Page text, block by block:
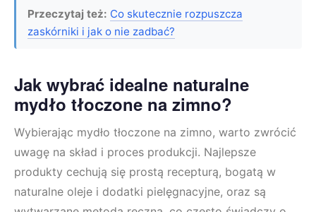
Przeczytaj też: Co skutecznie rozpuszcza
zaskórniki i jak o nie zadbać?
Jak wybrać idealne naturalne
mydło tłoczone na zimno?
Wybierając mydło tłoczone na zimno, warto zwrócić
uwagę na skład i proces produkcji. Najlepsze
produkty cechują się prostą recepturą, bogatą w
naturalne oleje i dodatki pielęgnacyjne, oraz są